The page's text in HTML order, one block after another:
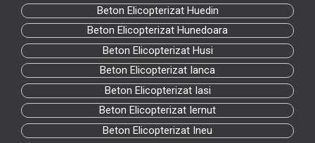
Beton Elicopterizat Huedin
Beton Elicopterizat Hunedoara
Beton Elicopterizat Husi
Beton Elicopterizat Ianca
Beton Elicopterizat Iasi
Beton Elicopterizat Iernut
Beton Elicopterizat Ineu